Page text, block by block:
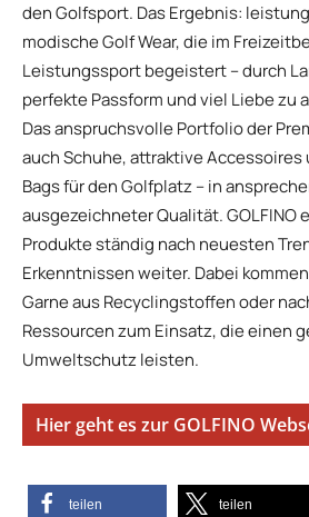
den Golfsport. Das Ergebnis:
modische Golf Wear, die im
Leistungssport begeistert – durch
perfekte Passform und viel Liebe zu
Das anspruchsvolle Portfolio der
auch Schuhe, attraktive
Bags für den Golfplatz – in
ausgezeichneter Qualität. GOLFINO
Produkte ständig nach neuesten
Erkenntnissen weiter. Dabei
Garne aus Recyclingstoffen oder
Ressourcen zum Einsatz, die einen
Umweltschutz leisten.
Hier geht es zur GOLFINO
teilen teilen